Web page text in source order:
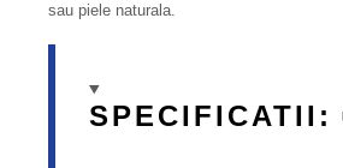
sau piele naturala.
SPECIFICATII: